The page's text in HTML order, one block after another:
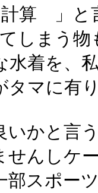
計算 」と
しまう
水着を、
タマに有
いかと言
せんしケ
スポーツ